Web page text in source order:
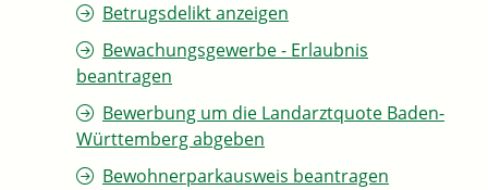
Betrugsdelikt anzeigen
Bewachungsgewerbe - Erlaubnis
beantragen
Bewerbung um die Landarztquote Baden-
Württemberg abgeben
Bewohnerparkausweis beantragen